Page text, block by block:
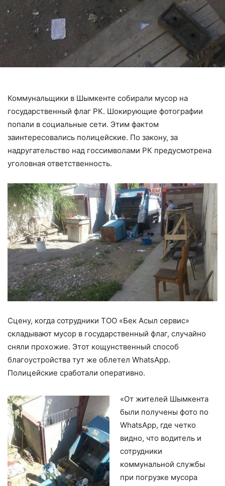
Коммунальщики в Шымкенте собирали мусор на
государственный флаг РК. Шокирующие фотографии
попали в социальные сети. Этим фактом
заинтересовались полицейские. По закону, за
надругательство над госсимволами РК предусмотрена
уголовная ответственность.
Сцену, когда сотрудники ТОО «Бек Асыл сервис»
складывают мусор в государственный флаг, случайно
сняли прохожие. Этот кощунственный способ
благоустройства тут же облетел WhatsApp.
Полицейские сработали оперативно.
«От жителей Шымкента
были получены фото по
WhatsApp, где четко
видно, что водитель и
сотрудники
коммунальной службы
при погрузке мусора